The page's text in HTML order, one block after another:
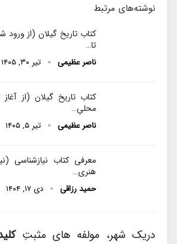
نوشته‌های مرتبط
کتاب تاریخ گیلان (از ورود
تا…
ناصر عظیمی تیر ۳۰, ۱۴۰۵
کتاب تاریخ گیلان (از آغاز
محلیِ…
ناصر عظیمی تیر ۵, ۱۴۰۵
معرفی کتاب نیازشناسی
هنری…
حمید رزاقی دی ۱۷, ۱۴۰۴
دریک شهر، مولفه های مثبتِ